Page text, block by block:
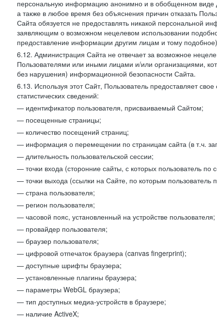
персональную информацию анонимно и в обобщенном виде
а также в любое время без объяснения причин отказать
Сайта обязуется не предоставлять никакой персональной
заявляющим о возможном нецелевом использовании
предоставление информации другим лицам и тому
6.12. Администрация Сайта не отвечает за возможное
Пользователями или иными лицами и/или организациями,
без нарушения) информационной безопасности Сайта.
6.13. Используя этот Сайт, Пользователь предоставляет
статистических сведений:
— идентификатор пользователя, присваиваемый Сайтом;
— посещенные страницы;
— количество посещений страниц;
— информация о перемещении по страницам сайта (в т.ч.
— длительность пользовательской сессии;
— точки входа (сторонние сайты, с которых пользователь по
— точки выхода (ссылки на Сайте, по которым пользователь
— страна пользователя;
— регион пользователя;
— часовой пояс, установленный на устройстве пользователя;
— провайдер пользователя;
— браузер пользователя;
— цифровой отпечаток браузера (canvas fingerprint);
— доступные шрифты браузера;
— установленные плагины браузера;
— параметры WebGL браузера;
— тип доступных медиа-устройств в браузере;
— наличие ActiveX;